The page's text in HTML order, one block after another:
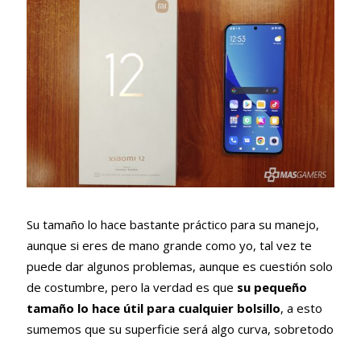
Su tamaño lo hace bastante práctico para su manejo,
aunque si eres de mano grande como yo, tal vez te
puede dar algunos problemas, aunque es cuestión solo
de costumbre, pero la verdad es que su pequeño
tamaño lo hace útil para cualquier bolsillo, a esto
sumemos que su superficie será algo curva, sobretodo